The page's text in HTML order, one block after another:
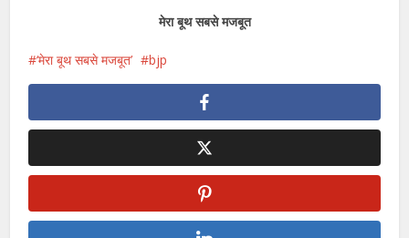
मेरा बूथ सबसे मजबूत
‘मेरा बूथ सबसे मजबूत’ bjp